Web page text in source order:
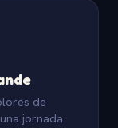
de
jornada